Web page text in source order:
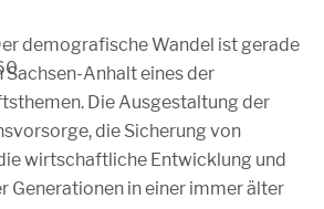
demografische Wandel ist gerade
Sachsen-Anhalt eines der
Die Ausgestaltung der
die Sicherung von
wirtschaftliche Entwicklung und
Generationen in einer immer älter